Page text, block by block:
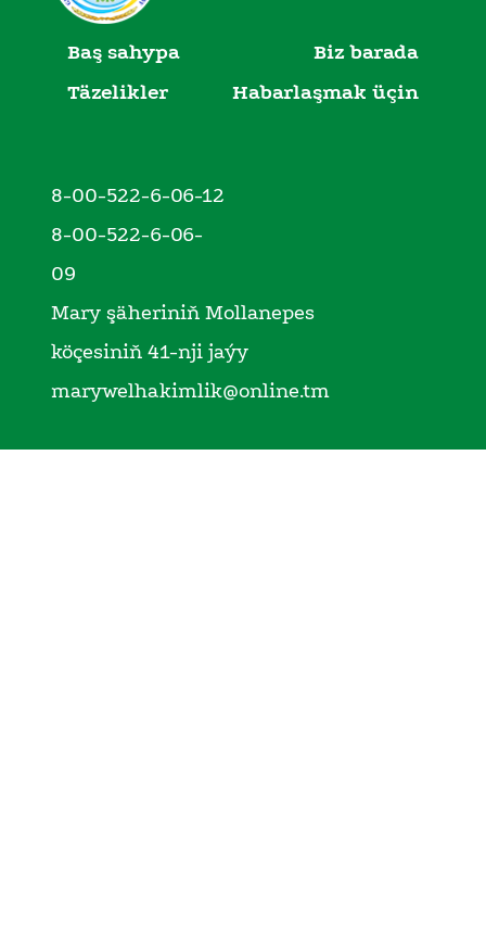
Baş sahypa
Biz barada
Täzelikler
Habarlaşmak üçin
8-00-522-6-06-12
8-00-522-6-06-
09
Mary şäheriniň Mollanepes
köçesiniň 41-nji jaýy
marywelhakimlik@online.tm